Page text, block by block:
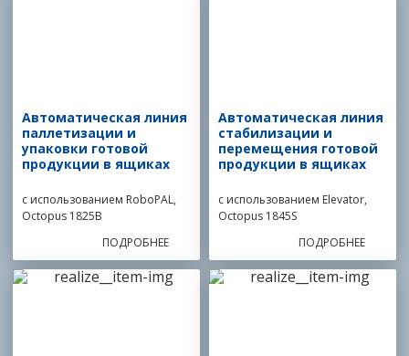
Автоматическая линия
паллетизации и
упаковки готовой
продукции в ящиках
с использованием RoboPAL,
Octopus 1825B
ПОДРОБНЕЕ
Автоматическая линия
стабилизации и
перемещения готовой
продукции в ящиках
с использованием Elevator,
Octopus 1845S
ПОДРОБНЕЕ